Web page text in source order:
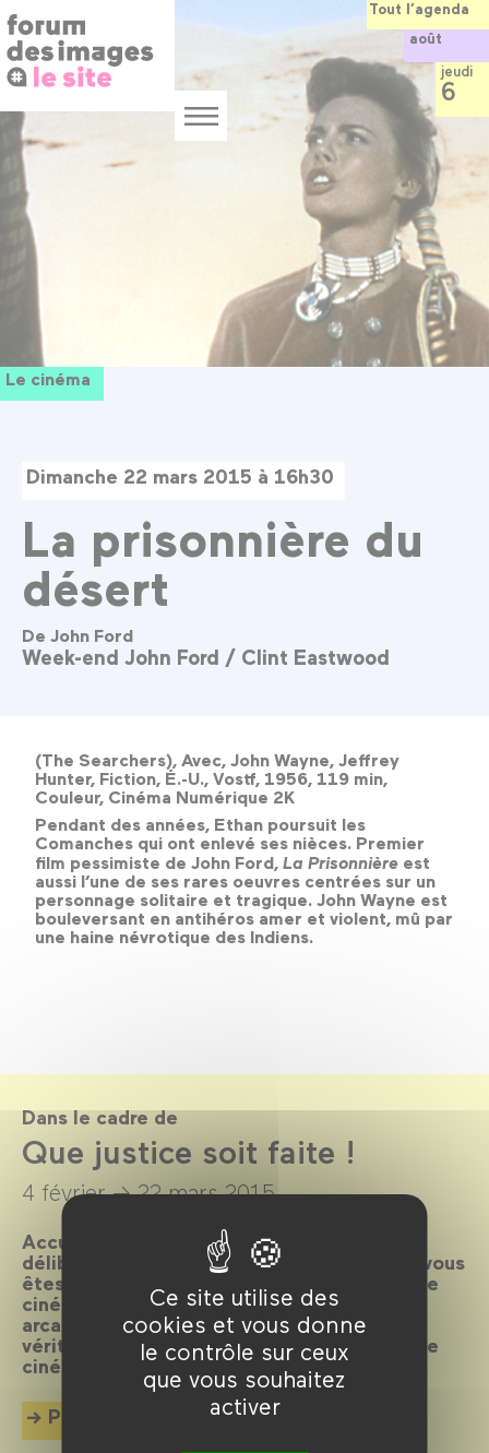
Ce site utilise des
cookies et vous donne
le contrôle sur ceux
que vous souhaitez
activer
au
contenu
principal
Menu
Le cinéma
Dimanche 22 mars 2015 à 16h30
La prisonnière du
désert
De John Ford
Week-end John Ford / Clint Eastwood
(The Searchers), Avec, John Wayne, Jeffrey
Hunter, Fiction, É.-U., Vostf, 1956, 119 min,
Couleur, Cinéma Numérique 2K
Pendant des années, Ethan poursuit les
Comanches qui ont enlevé ses nièces. Premier
film pessimiste de John Ford, La Prisonnière est
aussi l’une de ses rares oeuvres centrées sur un
personnage solitaire et tragique. John Wayne est
bouleversant en antihéros amer et violent, mû par
une haine névrotique des Indiens.
Dans le cadre de
Que justice soit faite !
4 février → 22 mars 2015
Accusés spectateurs, levez-vous ! Après
délibération du jury, le verdict est tombé : vous
êtes déclarés coupables de flagrant délit de
cinéphilie et condamnés à plonger dans les
arcanes de la machine judiciaire. Toute la
vérité, rien que la vérité en 80 plaidoyers de
cinéma.
Plus d'info
Tout l’agenda
août
jeudi
6